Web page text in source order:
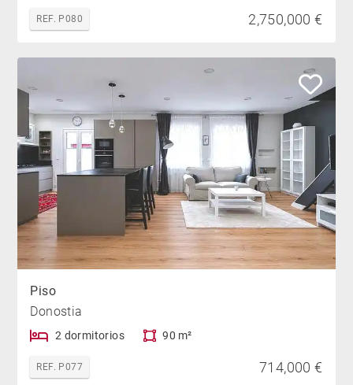
REF. P080 2,750,000 €
Piso
Donostia
2 dormitorios 90 m²
REF. P077 714,000 €